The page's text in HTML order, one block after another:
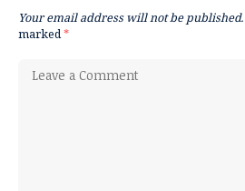
Your email address will not be published.
marked*